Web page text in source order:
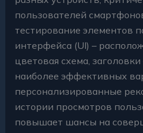
пользователей
тестирование элементов
интерфейса (UI) –
цветовая схема,
наиболее эффективных
персонализированные
истории просмотров
повышает шансы на